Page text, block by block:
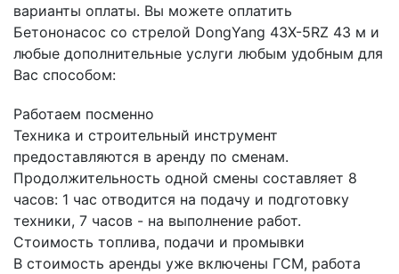
варианты оплаты. Вы можете оплатить
Бетононасос со стрелой DongYang 43X-5RZ 43 м и
любые дополнительные услуги любым удобным для
Вас способом:
Работаем посменно
Техника и строительный инструмент
предоставляются в аренду по сменам.
Продолжительность одной смены составляет 8
часов: 1 час отводится на подачу и подготовку
техники, 7 часов - на выполнение работ.
Стоимость топлива, подачи и промывки
В стоимость аренды уже включены ГСМ, работа